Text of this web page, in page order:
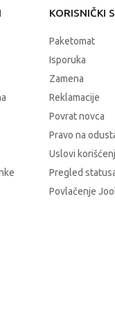
KORISNIČKI
Paketomat
Isporuka
Zamena
Reklamacije
Povrat novca
Pravo na
Uslovi
Pregled
Povlačenje